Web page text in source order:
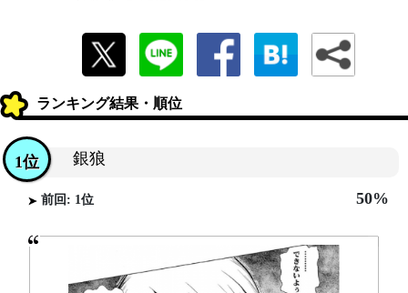
ランキング結果・順位
銀狼
1位
前回: 1位 50%